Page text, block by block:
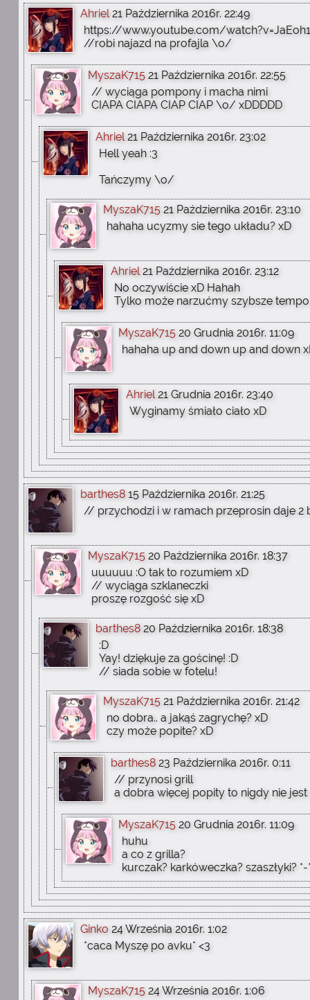
Ahriel 21 Października 2016r. 22:49
https://www.youtube.com/
//robi najazd na profajla \o/
MyszaK715 21 Października 2016r. 22:55
// wyciąga pompony i macha nimi
CIAPA CIAPA CIAP CIAP \o/ xDDDDD
Ahriel 21 Października 2016r. 23:02
Hell yeah :3
Tańczymy \o/
MyszaK715 21 Października 2016r. 23:10
hahaha ucyzmy sie tego układu? xD
Ahriel 21 Października 2016r. 23:12
No oczywiście xD Hahah
Tylko może narzućmy szybsze
MyszaK715 20 Grudnia 2016r. 11:09
hahaha up and down up and down
Ahriel 21 Grudnia 2016r. 23:40
Wyginamy śmiało ciało xD
barthes8 15 Października 2016r. 21:25
// przychodzi i w ramach przeprosin daje 2
MyszaK715 20 Października 2016r. 18:37
uuuuuu :O tak to rozumiem xD
// wyciąga szklaneczki
proszę rozgość się xD
barthes8 20 Października 2016r. 18:38
:D
Yay! dziękuje za gościnę! :D
// siada sobie w fotelu!
MyszaK715 21 Października 2016r. 21:42
no dobra.. a jakąś zagrychę? xD
czy może popite? xD
barthes8 23 Października 2016r. 0:11
// przynosi grill
a dobra więcej popity to nigdy nie jest
MyszaK715 20 Grudnia 2016r. 11:09
huhu
a co z grilla?
kurczak? karkóweczka? szaszłyki? *-
Ginko 24 Września 2016r. 1:02
*caca Myszę po avku* <3
MyszaK715 24 Września 2016r. 1:06